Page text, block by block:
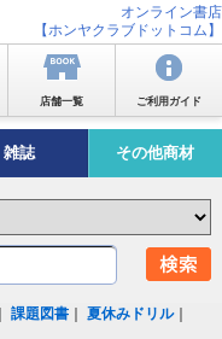
オンライン書店
【ホンヤクラブドットコム】
店舗一覧 ご利用ガイド
雑誌 その他商材
｜課題図書 ｜夏休みドリル｜